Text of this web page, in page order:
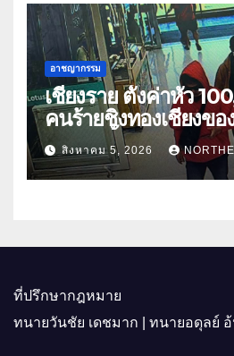
อาชญากรรม
เชียงราย ตั้งค่าหัว 100,000 บาท
คนร้ายชิงทองเชียงขอ
คนร้ายตั้งจุดตรวจตาม
สิงหาคม 5, 2026
ที่ปรึกษากฎหมาย
ทนายวันชัย เดชมาก | ทนายอดุลย์ อ้